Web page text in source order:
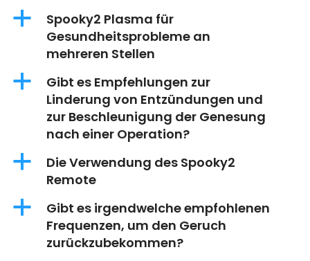
a
Spooky2 Plasma für
Gesundheitsprobleme an
mehreren Stellen
a
Gibt es Empfehlungen zur
Linderung von Entzündungen und
zur Beschleunigung der Genesung
nach einer Operation?
a
Die Verwendung des Spooky2
Remote
a
Gibt es irgendwelche empfohlenen
Frequenzen, um den Geruch
zurückzubekommen?